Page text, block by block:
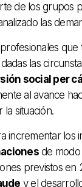
de los grupos
las
las
social per
al avance
la situación.
incrementar los
de modo
previstos en
y el